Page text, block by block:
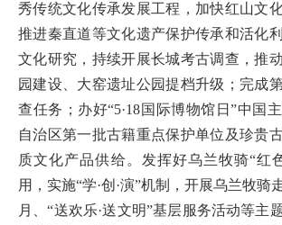
秀传统文化传承发展工程，加快红山文
推进秦直道等文化遗产保护传承和活化
文化研究，持续开展长城考古调查，推
园建设、大窑遗址公园提档升级；完成
查任务；办好“5·18国际博物馆日”中国
自治区第一批古籍重点保护单位及珍贵
质文化产品供给。发挥好乌兰牧骑“红
用，实施“学·创·演”机制，开展乌兰牧骑
月、“送欢乐·送文明”基层服务活动等主